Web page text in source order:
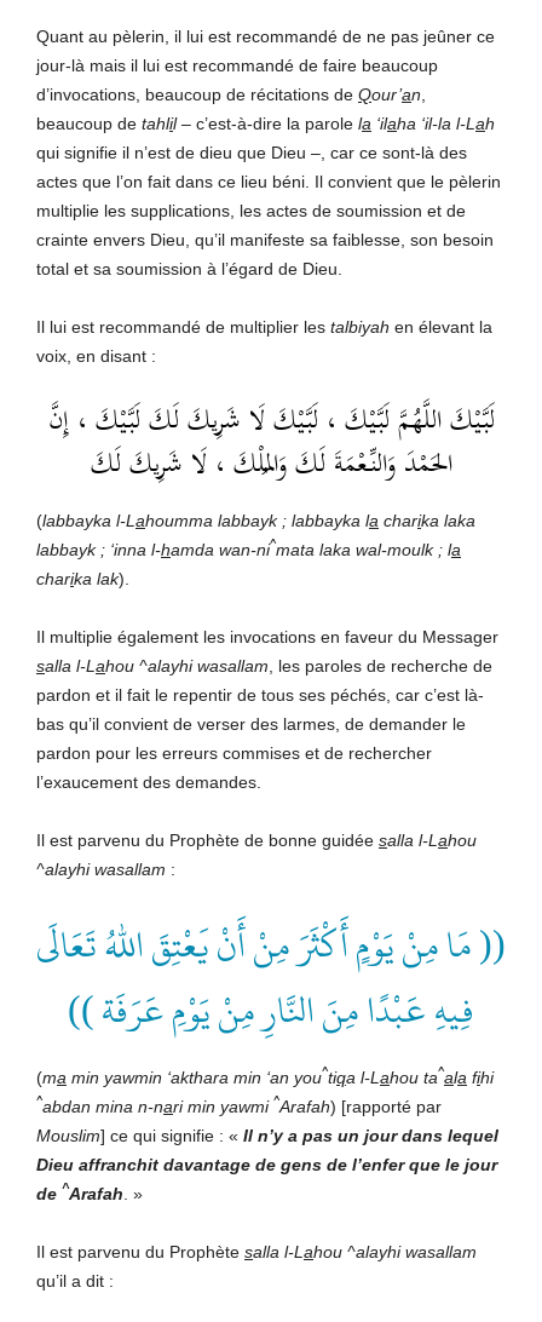
Quant au pèlerin, il lui est recommandé de ne pas jeûner ce
jour-là mais il lui est recommandé de faire beaucoup
d’invocations, beaucoup de récitations de Qour’an
beaucoup de tahlil– c’est-à-dire la parole la ‘ilaha ‘il-la l-L ah
qui signifie il n’est de dieu que Dieu –, car ce sont-là des
actes que l’on fait dans ce lieu béni. Il convient que le pèlerin
multiplie les supplications, les actes de soumission et de
crainte envers Dieu, qu’il manifeste sa faiblesse, son besoin
total et sa soumission à l’égard de Dieu.
Il lui est recommandé de multiplier les talbiyah en élevant la
voix, en disant :
لَبَّيْكَ اللَّهُمَّ لَبَّيْكَ ، لَبَّيْكَ لَا شَرِيكَ لَكَ لَبَّيْكَ ، إِنَّ
الحَمْدَ وَالنِّعْمَةَ لَكَ وَالمُلْكَ ، لَا شَرِيكَ لَكَ
(labbayka l-L ahoumma labbayk ; labbayka la charika laka
labbayk ; ‘inna l-hamda wan-ni^mata laka wal-moulk ; la
charika lak).
Il multiplie également les invocations en faveur du Messager
salla l-L ahou ^alayhi wasallam , les paroles de recherche de
pardon et il fait le repentir de tous ses péchés, car c’est là-
bas qu’il convient de verser des larmes, de demander le
pardon pour les erreurs commises et de rechercher
l’exaucement des demandes.
Il est parvenu du Prophète de bonne guidée salla l-L ahou
^alayhi wasallam :
(( مَا مِنْ يَوْمٍ أَكْثَرَ مِنْ أَنْ يَعْتِقَ اللهُ تَعَالَى
فِيهِ عَبْدًا مِنَ النَّارِ مِنْ يَوْمِ عَرَفَة ))
(ma min yawmin ‘akthara min ‘an you^tiqa l-L ahou ta^ala fihi
^abdan mina n-nari min yawmi ^Arafah) [rapporté par
Mouslim] ce qui signifie : « Il n’y a pas un jour dans lequel
Dieu affranchit davantage de gens de l’enfer que le jour
de ^Arafah . »
Il est parvenu du Prophète salla l-L ahou ^alayhi wasallam
qu’il a dit :